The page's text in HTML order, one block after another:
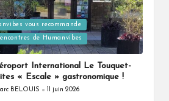
vous recommande
de Humanvibes
International Le Touquet-
« Escale » gastronomique !
BELOUIS 11 juin 2026